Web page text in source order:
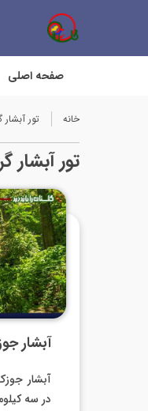
صفحه اصلی
خانه تور آبشار
تور آبشار
آبشار
آبشار
در سه